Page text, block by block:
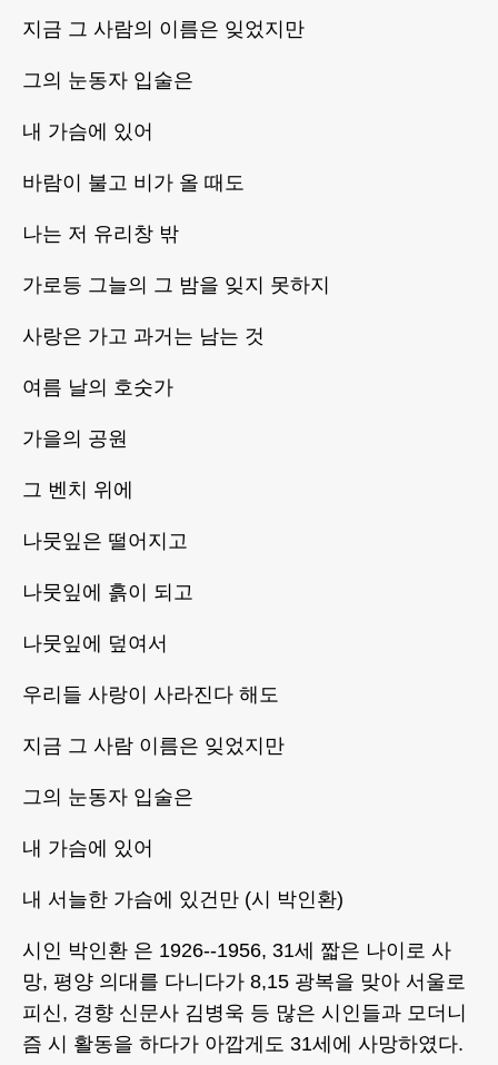
지금 그 사람의 이름은 잊었지만
그의 눈동자 입술은
내 가슴에 있어
바람이 불고 비가 올 때도
나는 저 유리창 밖
가로등 그늘의 그 밤을 잊지 못하지
사랑은 가고 과거는 남는 것
여름 날의 호숫가
가을의 공원
그 벤치 위에
나뭇잎은 떨어지고
나뭇잎에 흙이 되고
나뭇잎에 덮여서
우리들 사랑이 사라진다 해도
지금 그 사람 이름은 잊었지만
그의 눈동자 입술은
내 가슴에 있어
내 서늘한 가슴에 있건만 (시 박인환)
시인 박인환 은 1926--1956, 31세 짧은 나이로 사
망, 평양 의대를 다니다가 8,15 광복을 맞아 서울로
피신, 경향 신문사 김병욱 등 많은 시인들과 모더니
즘 시 활동을 하다가 아깝게도 31세에 사망하였다.